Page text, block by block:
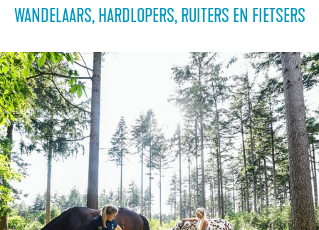
WANDELAARS, HARDLOPERS, RUITERS EN FIETSERS